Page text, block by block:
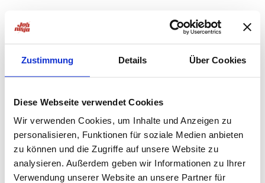
Zustimmung Details Über Cookies
Diese Webseite verwendet Cookies
Wir verwenden Cookies, um Inhalte und Anzeigen zu
personalisieren, Funktionen für soziale Medien anbieten
zu können und die Zugriffe auf unsere Website zu
analysieren. Außerdem geben wir Informationen zu Ihrer
Verwendung unserer Website an unsere Partner für